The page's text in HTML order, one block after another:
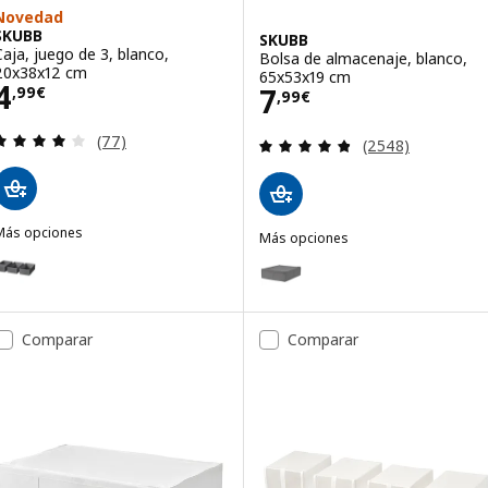
juego de 3, blanco,
cm
,99€ 4,99€
Revisa: 4.1 de 5 estrellas. Total opiniones:
(77)
opciones
SKUBB, Caja, juego de 3, gris oscuro, 20x38x12 cm
SKUBB
Bolsa de almacenaje, blanco,
65x53x19 cm
7,99€
Precio 7,99€
Revisa: 4.8 de
(2548)
Más opciones
Opción: SKUBB, Bolsa de
Comparar Comparar